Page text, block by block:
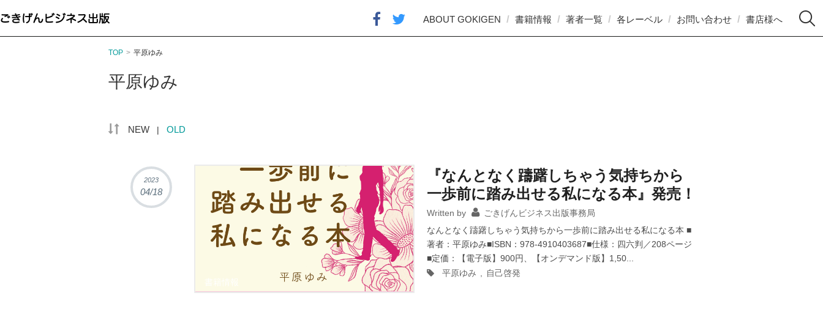
ABOUT GOKIGEN 書籍情報 著者一覧 各レーベル お問い合わせ 書店様へ
TOP > 平原ゆみ
平原ゆみ
NEW | OLD
2023
04/18
書籍情報
『なんとなく躊躇しちゃう気持ちから
一歩前に踏み出せる私になる本』発売！
Written by
ごきげんビジネス出版事務局
なんとなく躊躇しちゃう気持ちから一歩前に踏み出せる私になる本 ■
著者：平原ゆみ■ISBN：978-4910403687■仕様：四六判／208ページ
■定価：【電子版】900円、【オンデマンド版】1,50...
平原ゆみ
自己啓発